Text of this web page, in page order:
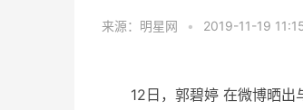
来源：明星网 • 2019-11-19
12日，郭碧婷 在微博晒出